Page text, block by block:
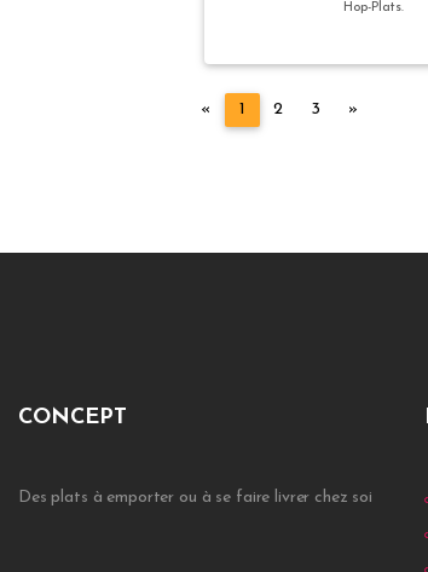
Hop-Plats.
« Précédent
1 2 3 »
CONCEPT
Des plats à emporter ou à se faire livrer chez soi